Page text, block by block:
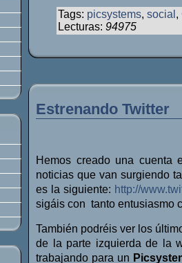
Tags: picsystems, social ,
Lecturas: 94975
Estrenando Twitter
Hemos creado una cuenta
noticias que van surgiendo
es la siguiente: http://
sigáis con tanto entusiasmo
También podréis ver los
de la parte izquierda de la
trabajando para un